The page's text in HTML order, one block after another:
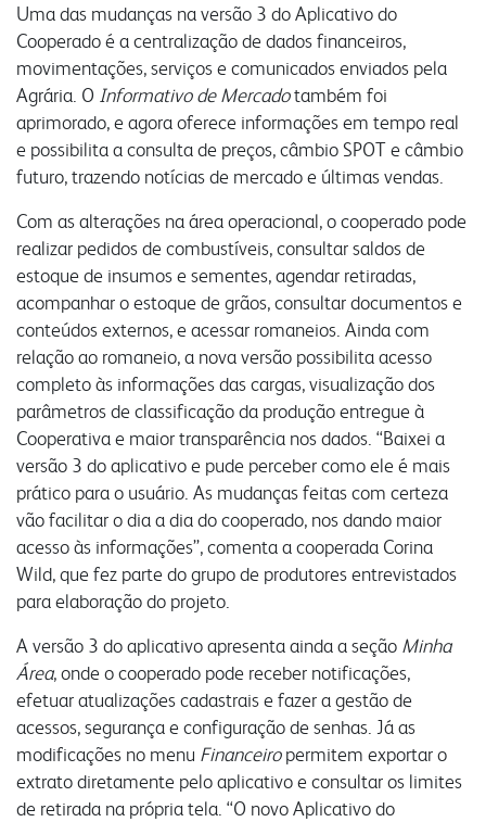
autoavaliação
serviços e sistemas
webmail:
groupwise
outlook
portal do cooperado
assistência técnica
portal do colaborador
portal do crm
fapa radar
notícias fale conosco
materiais portal da privacidade colaborador
cooperado trabalhe conosco voltar para inicial
uso doméstico
laudos
portfólio digital
portfólio resumido
onde encontrar
laudos
contatos
Uma das mudanças na versão 3 do Aplicativo do
Cooperado é a centralização de dados financeiros,
movimentações, serviços e comunicados enviados pela
Agrária. O Informativo de Mercadotambém foi
aprimorado, e agora oferece informações em tempo real
e possibilita a consulta de preços, câmbio SPOT e câmbio
futuro, trazendo notícias de mercado e últimas vendas.
Com as alterações na área operacional, o cooperado pode
realizar pedidos de combustíveis, consultar saldos de
estoque de insumos e sementes, agendar retiradas,
acompanhar o estoque de grãos, consultar documentos e
conteúdos externos, e acessar romaneios. Ainda com
relação ao romaneio, a nova versão possibilita acesso
completo às informações das cargas, visualização dos
parâmetros de classificação da produção entregue à
Cooperativa e maior transparência nos dados. “Baixei a
versão 3 do aplicativo e pude perceber como ele é mais
prático para o usuário. As mudanças feitas com certeza
vão facilitar o dia a dia do cooperado, nos dando maior
acesso às informações”, comenta a cooperada Corina
Wild, que fez parte do grupo de produtores entrevistados
para elaboração do projeto.
A versão 3 do aplicativo apresenta ainda a seção Minha
Área, onde o cooperado pode receber notificações,
efetuar atualizações cadastrais e fazer a gestão de
acessos, segurança e configuração de senhas. Já as
modificações no menu Financeiropermitem exportar o
extrato diretamente pelo aplicativo e consultar os limites
de retirada na própria tela. “O novo Aplicativo do